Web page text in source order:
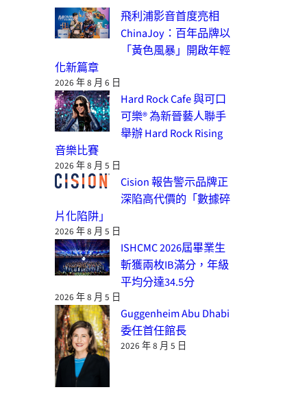
飛利浦影音首度亮相
ChinaJoy：百年品牌以
「黃色風暴」開啟年輕
化新篇章
2026 年 8 月 6 日
Hard Rock Cafe 與可口
可樂® 為新晉藝人聯手
舉辦 Hard Rock Rising
音樂比賽
2026 年 8 月 5 日
Cision 報告警示品牌正
深陷高代價的「數據碎
片化陷阱」
2026 年 8 月 5 日
ISHCMC 2026屆畢業生
斬獲兩枚IB滿分，年級
平均分達34.5分
2026 年 8 月 5 日
Guggenheim Abu Dhabi
委任首任館長
2026 年 8 月 5 日